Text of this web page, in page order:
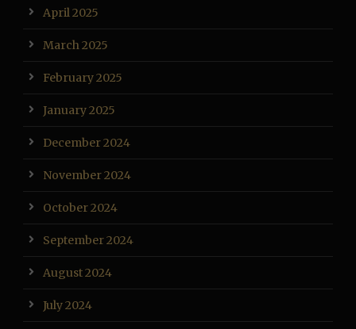
April 2025
March 2025
February 2025
January 2025
December 2024
November 2024
October 2024
September 2024
August 2024
July 2024